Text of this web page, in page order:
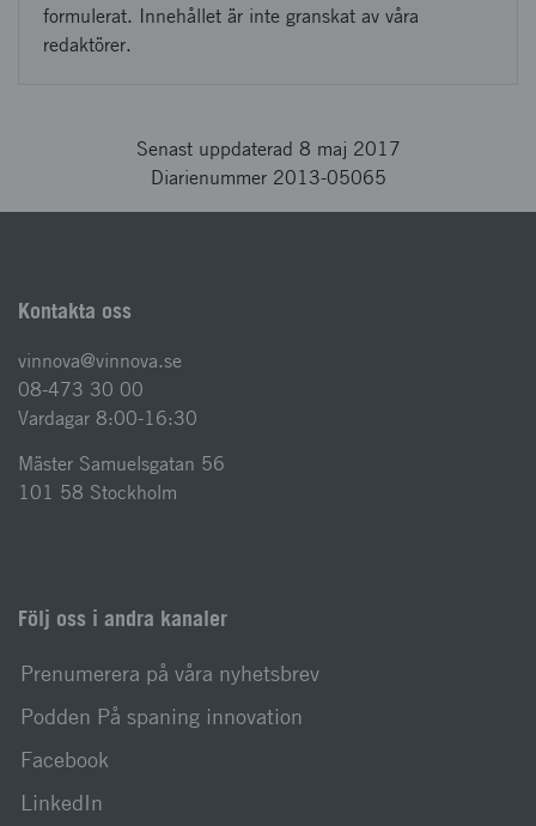
formulerat. Innehållet är inte granskat av våra
redaktörer.
Senast uppdaterad 8 maj 2017
Diarienummer 2013-05065
Kontakta oss
vinnova@vinnova.se
08-473 30 00
Vardagar 8:00-16:30
Mäster Samuelsgatan 56
101 58 Stockholm
Följ oss i andra kanaler
Prenumerera på våra nyhetsbrev
Podden På spaning innovation
Facebook
LinkedIn